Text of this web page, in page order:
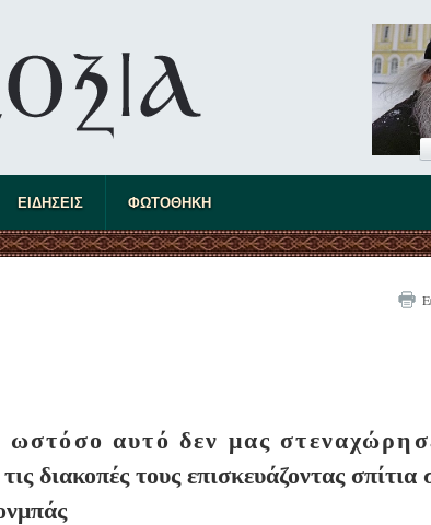
ΕΙΔΗΣΕΙΣ ΦΩΤΟΘΗΚΗ
αυτό δεν μας
διακοπές τους επισκευάζοντας σπίτια